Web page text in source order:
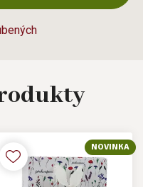
NOVINKA